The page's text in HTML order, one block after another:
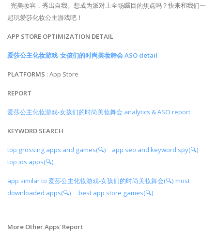
- 完美妆容，秀出自我。想成为派对上全场瞩目的焦点吗？快来和我们一
起玩爱莎化妆公主游戏吧！
APP STORE OPTIMIZATION DETAIL
爱莎公主化妆游戏-女孩们的时尚美妆舞会 ASO detail
PLATFORMS : App Store
REPORT
爱莎公主化妆游戏-女孩们的时尚美妆舞会 analytics & ASO report
KEYWORD SEARCH
top grossing apps and games(🔍)
app seo and keyword spy(🔍)
top ios apps(🔍)
app similar to 爱莎公主化妆游戏-女孩们的时尚美妆舞会(🔍) most
downloaded apps(🔍)
best app store games(🔍)
More Other Apps’ Report